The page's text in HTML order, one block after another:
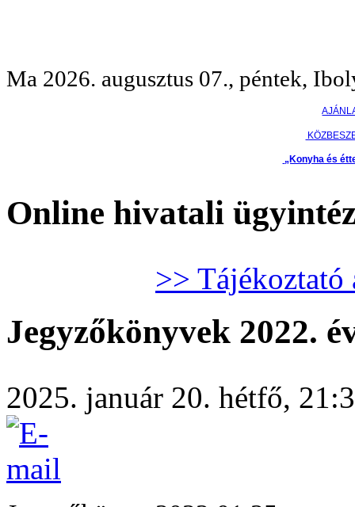
Ma 2026. augusztus 07., péntek,
„Konyha és
Online hivatali
>> Tájékoztató
Jegyzőkönyvek 2022.
2025. január 20. hétfő,